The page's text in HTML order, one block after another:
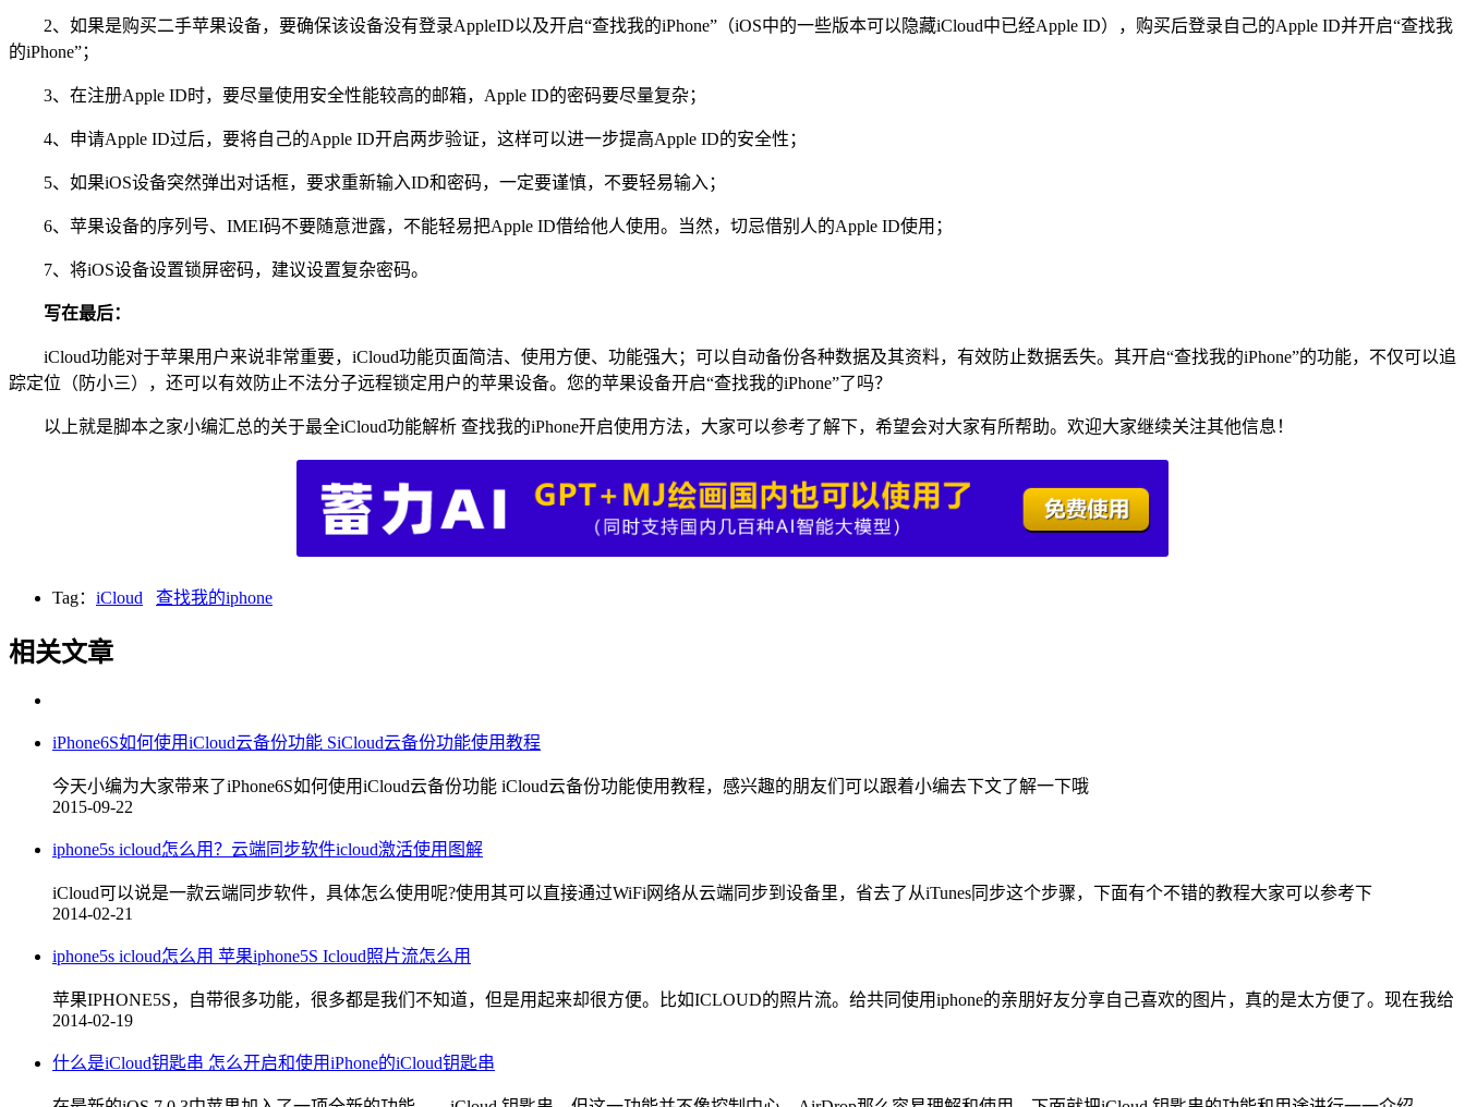
2、如果是购买二手苹果设备，要确保该设备没有登录AppleID以及开启“查找我的iPhone”（iOS中的一些版本可以隐藏iCloud中已经Apple ID），购买后登录自己的Apple ID并开启“查找我
的iPhone”；
3、在注册Apple ID时，要尽量使用安全性能较高的邮箱，Apple ID的密码要尽量复杂；
4、申请Apple ID过后，要将自己的Apple ID开启两步验证，这样可以进一步提高Apple ID的安全性；
5、如果iOS设备突然弹出对话框，要求重新输入ID和密码，一定要谨慎，不要轻易输入；
6、苹果设备的序列号、IMEI码不要随意泄露，不能轻易把Apple ID借给他人使用。当然，切忌借别人的Apple ID使用；
7、将iOS设备设置锁屏密码，建议设置复杂密码。
写在最后：
iCloud功能对于苹果用户来说非常重要，iCloud功能页面简洁、使用方便、功能强大；可以自动备份各种数据及其资料，有效防止数据丢失。其开启“查找我的iPhone”的功能，不仅可以追
踪定位（防小三），还可以有效防止不法分子远程锁定用户的苹果设备。您的苹果设备开启“查找我的iPhone”了吗？
以上就是脚本之家小编汇总的关于最全iCloud功能解析 查找我的iPhone开启使用方法，大家可以参考了解下，希望会对大家有所帮助。欢迎大家继续关注其他信息！
Tag： iCloud 查找我的iphone
相关文章
iPhone6S如何使用iCloud云备份功能 SiCloud云备份功能使用教程
今天小编为大家带来了iPhone6S如何使用iCloud云备份功能 iCloud云备份功能使用教程，感兴趣的朋友们可以跟着小编去下文了解一下哦
2015-09-22
iphone5s icloud怎么用？云端同步软件icloud激活使用图解
iCloud可以说是一款云端同步软件，具体怎么使用呢?使用其可以直接通过WiFi网络从云端同步到设备里，省去了从iTunes同步这个步骤，下面有个不错的教程大家可以参考下
2014-02-21
iphone5s icloud怎么用 苹果iphone5S Icloud照片流怎么用
苹果IPHONE5S，自带很多功能，很多都是我们不知道，但是用起来却很方便。比如ICLOUD的照片流。给共同使用iphone的亲朋好友分享自己喜欢的图片，真的是太方便了。现在我给
2014-02-19
什么是iCloud钥匙串 怎么开启和使用iPhone的iCloud钥匙串